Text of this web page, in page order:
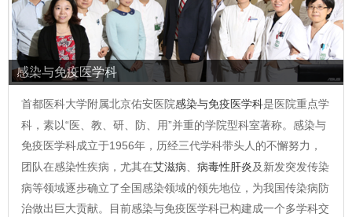
感染与免疫医学科
首都医科大学附属北京佑安医院感染与免疫医学科是医院重点学
科，素以“医、教、研、防、用”并重的学院型科室著称。感染与
免疫医学科成立于1956年，历经三代学科带头人的不懈努力，
团队在感染性疾病，尤其在艾滋病 病毒性肝炎及新发突发传染
病等领域逐步确立了全国感染领域的领先地位，为我国传染病防
治做出巨大贡献。目前感染与免疫医学科已构建成一个多学科交